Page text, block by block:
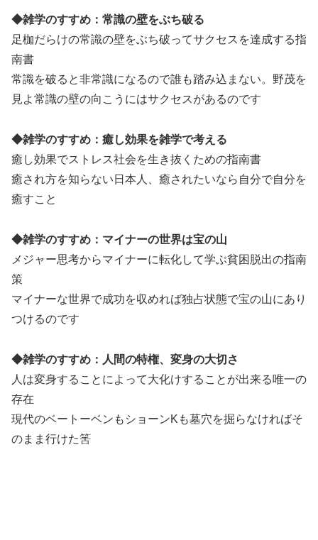
◆雑学のすすめ：常識の壁をぶち破る
足枷だらけの常識の壁をぶち破ってサクセスを達成する指
南書
常識を破ると非常識になるので誰も踏み込まない。野茂を
見よ常識の壁の向こうにはサクセスがあるのです
◆雑学のすすめ：癒し効果を雑学で考える
癒し効果でストレス社会を生き抜くための指南書
癒され方を知らない日本人、癒されたいなら自分で自分を
癒すこと
◆雑学のすすめ：マイナーの世界は宝の山
メジャー思考からマイナーに転化して学ぶ貧困脱出の指南
策
マイナーな世界で成功を収めれば独占状態で宝の山にあり
つけるのです
◆雑学のすすめ：人間の特権、変身の大切さ
人は変身することによって大化けすることが出来る唯一の
存在
現代のベートーベンもショーンKも墓穴を掘らなければそ
のまま行けた筈